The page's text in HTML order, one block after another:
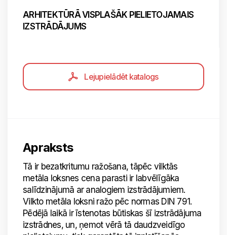
ARHITEKTŪRĀ VISPLAŠĀK PIELIETOJAMAIS
IZSTRĀDĀJUMS
Lejupielādēt katalogs
Apraksts
Tā ir bezatkritumu ražošana, tāpēc vilktās
metāla loksnes cena parasti ir labvēlīgāka
salīdzinājumā ar analogiem izstrādājumiem.
Vilkto metāla loksni ražo pēc normas DIN 791.
Pēdējā laikā ir īstenotas būtiskas šī izstrādājuma
izstrādnes, un, ņemot vērā tā daudzveidīgo